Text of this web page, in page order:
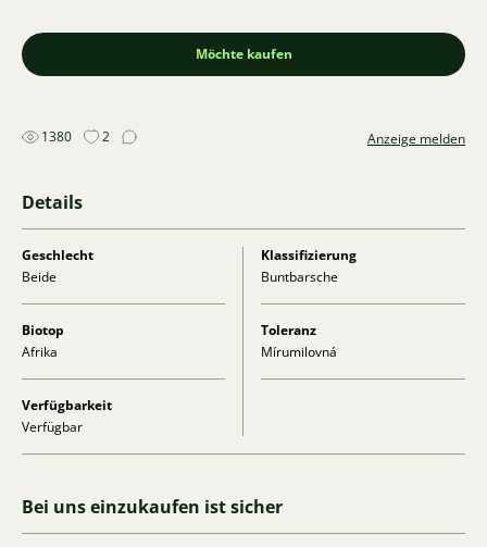
Möchte kaufen
1380 2 Anzeige melden
Details
Geschlecht
Beide
Klassifizierung
Buntbarsche
Biotop
Afrika
Toleranz
Mírumilovná
Verfügbarkeit
Verfügbar
Bei uns einzukaufen ist sicher